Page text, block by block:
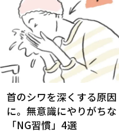
首のシワを深くする原因
に。無意識にやりがちな
「NG習慣」4選